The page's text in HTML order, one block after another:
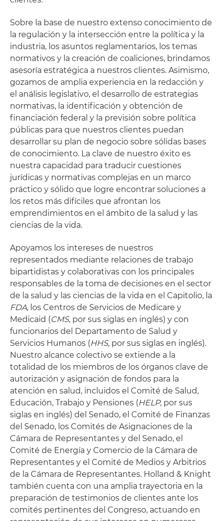
Sobre la base de nuestro extenso conocimiento de
la regulación y la intersección entre la política y la
industria, los asuntos reglamentarios, los temas
normativos y la creación de coaliciones, brindamos
asesoría estratégica a nuestros clientes. Asimismo,
gozamos de amplia experiencia en la redacción y
el análisis legislativo, el desarrollo de estrategias
normativas, la identificación y obtención de
financiación federal y la previsión sobre política
públicas para que nuestros clientes puedan
desarrollar su plan de negocio sobre sólidas bases
de conocimiento. La clave de nuestro éxito es
nuestra capacidad para traducir cuestiones
jurídicas y normativas complejas en un marco
práctico y sólido que logre encontrar soluciones a
los retos más difíciles que afrontan los
emprendimientos en el ámbito de la salud y las
ciencias de la vida.
Apoyamos los intereses de nuestros
representados mediante relaciones de trabajo
bipartidistas y colaborativas con los principales
responsables de la toma de decisiones en el sector
de la salud y las ciencias de la vida en el Capitolio, la
FDA, los Centros de Servicios de Medicare y
Medicaid (CMS, por sus siglas en inglés) y con
funcionarios del Departamento de Salud y
Servicios Humanos (HHS, por sus siglas en inglés).
Nuestro alcance colectivo se extiende a la
totalidad de los miembros de los órganos clave de
autorización y asignación de fondos para la
atención en salud, incluidos el Comité de Salud,
Educación, Trabajo y Pensiones (HELP, por sus
siglas en inglés) del Senado, el Comité de Finanzas
del Senado, los Comités de Asignaciones de la
Cámara de Representantes y del Senado, el
Comité de Energía y Comercio de la Cámara de
Representantes y el Comité de Medios y Arbitrios
de la Cámara de Representantes. Holland & Knight
también cuenta con una amplia trayectoria en la
preparación de testimonios de clientes ante los
comités pertinentes del Congreso, actuando en